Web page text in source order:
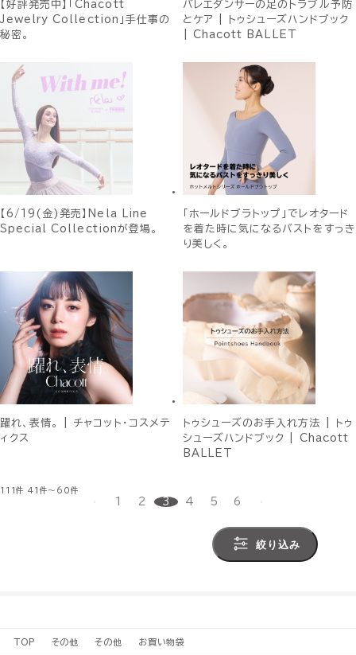
【好評発売中】「Chacott
Jewelry Collection」手仕事の
秘密。
バレエダンサーの足のトラブル予防
とケア | トゥシューズハンドブック
| Chacott BALLET
【6/19(金)発売】Nela Line
Special Collectionが登場。
「ホールドブラトップ」でレオタード
を着た時に気になるバストをすっき
り美しく。
躍れ、表情。 | チャコット・コスメテ
ィクス
トゥシューズのお手入れ方法 | トゥ
シューズハンドブック | Chacott
BALLET
111件 41件～60件
1 2 3 4 5 6
絞り込み
TOP その他 その他 お買い物袋